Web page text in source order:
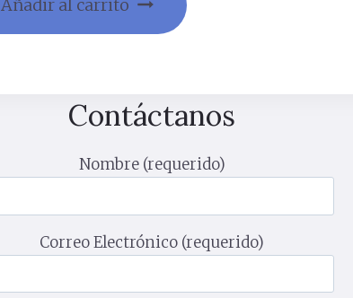
Añadir al carrito
Contáctanos
Nombre (requerido)
Correo Electrónico (requerido)